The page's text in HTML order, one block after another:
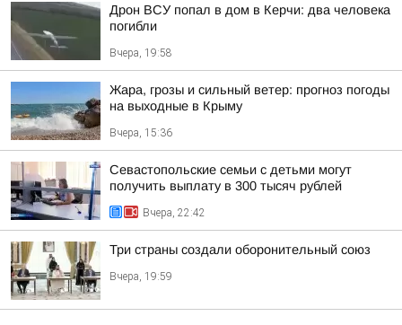
Дрон ВСУ попал в дом в Керчи: два человека
погибли
Вчера, 19:58
Жара, грозы и сильный ветер: прогноз погоды
на выходные в Крыму
Вчера, 15:36
Севастопольские семьи с детьми могут
получить выплату в 300 тысяч рублей
Вчера, 22:42
Три страны создали оборонительный союз
Вчера, 19:59